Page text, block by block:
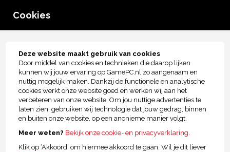
Cookies
Deze website maakt gebruik van cookies
Door middel van cookies en technieken die daarop lijken
kunnen wij jouw ervaring op GamePC.nl zo aangenaam en
nuttig mogelijk maken. Dankzij de functionele en analytische
cookies werkt onze website goed en werken wij aan het
verbeteren van onze website. Om jou nuttige advertenties te
laten zien, gebruiken wij technologie dat jouw gedrag, binnen
en buiten onze website, op een anonieme manier volgt.
Meer weten? Bekijk onze cookie- en privacyverklaring.
Klik op ‘Akkoord’ om hiermee akkoord te gaan. Wil je dit liever
Gaming Monitoren
25" RAIDER 240Hz PRO Gaming
€99,00